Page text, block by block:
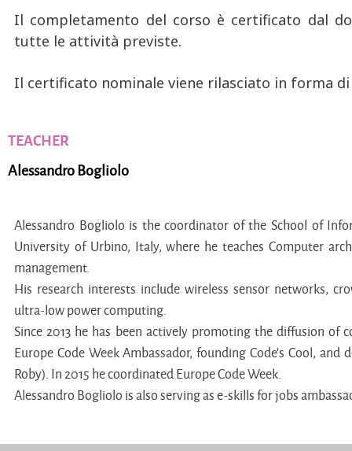
Il completamento del corso è certificato dal
tutte le attività previste.
Il certificato nominale viene rilasciato in forma
TEACHER
Alessandro Bogliolo
Alessandro Bogliolo is the coordinator of the School of
University of Urbino, Italy, where he teaches Computer
management.
His research interests include wireless sensor networks,
ultra-low power computing.
Since 2013 he has been actively promoting the diffusion of
Europe Code Week Ambassador, founding Code's Cool,
Roby). In 2015 he coordinated Europe Code Week.
Alessandro Bogliolo is also serving as e-skills for jobs